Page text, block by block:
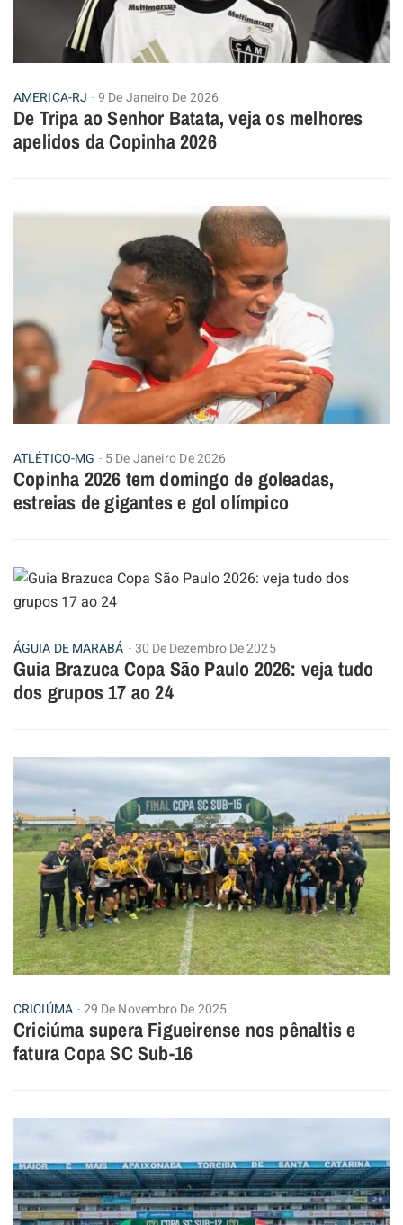
AMERICA-RJ 9 De Janeiro De 2026
De Tripa ao Senhor Batata, veja os melhores
apelidos da Copinha 2026
ATLÉTICO-MG 5 De Janeiro De 2026
Copinha 2026 tem domingo de goleadas,
estreias de gigantes e gol olímpico
ÁGUIA DE MARABÁ 30 De Dezembro De 2025
Guia Brazuca Copa São Paulo 2026: veja tudo
dos grupos 17 ao 24
CRICIÚMA 29 De Novembro De 2025
Criciúma supera Figueirense nos pênaltis e
fatura Copa SC Sub-16